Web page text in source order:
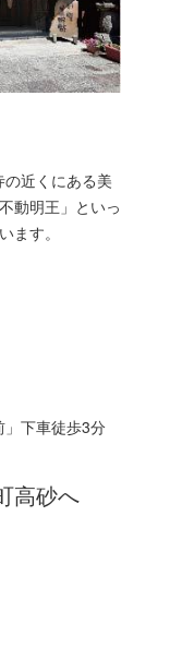
近くにある美
動明王」といっ
ます。
下車徒歩3分
高砂へ